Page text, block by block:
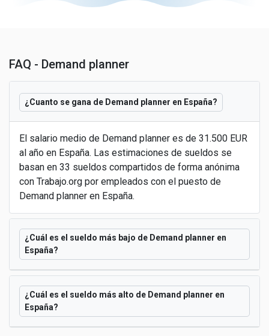
FAQ - Demand planner
¿Cuanto se gana de Demand planner en España?
El salario medio de Demand planner es de 31.500 EUR
al año en España. Las estimaciones de sueldos se
basan en 33 sueldos compartidos de forma anónima
con Trabajo.org por empleados con el puesto de
Demand planner en España.
¿Cuál es el sueldo más bajo de Demand planner en
España?
¿Cuál es el sueldo más alto de Demand planner en
España?